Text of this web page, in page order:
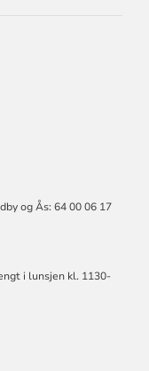
og Ås: 64 00 06 17
i lunsjen kl. 1130-